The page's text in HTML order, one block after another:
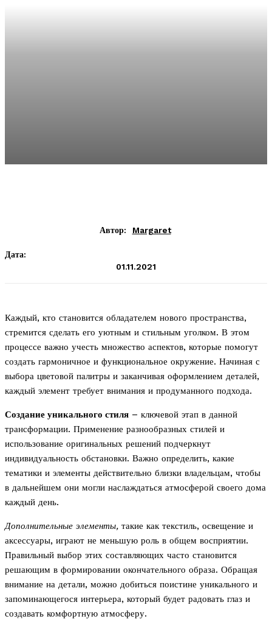
Автор: Margaret
Дата:
01.11.2021
Каждый, кто становится обладателем нового пространства,
стремится сделать его уютным и стильным уголком. В этом
процессе важно учесть множество аспектов, которые помогут
создать гармоничное и функциональное окружение. Начиная с
выбора цветовой палитры и заканчивая оформлением деталей,
каждый элемент требует внимания и продуманного подхода.
Создание уникального стиля – ключевой этап в данной
трансформации. Применение разнообразных стилей и
использование оригинальных решений подчеркнут
индивидуальность обстановки. Важно определить, какие
тематики и элементы действительно близки владельцам, чтобы
в дальнейшем они могли наслаждаться атмосферой своего дома
каждый день.
Дополнительные элементы, такие как текстиль, освещение и
аксессуары, играют не меньшую роль в общем восприятии.
Правильный выбор этих составляющих часто становится
решающим в формировании окончательного образа. Обращая
внимание на детали, можно добиться поистине уникального и
запоминающегося интерьера, который будет радовать глаз и
создавать комфортную атмосферу.